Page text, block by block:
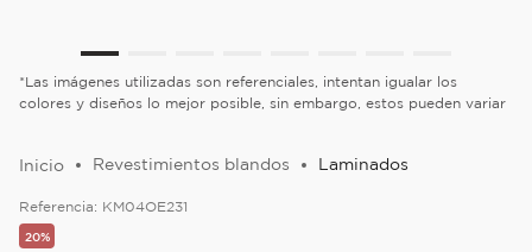
*Las imágenes utilizadas son referenciales, intentan igualar los
colores y diseños lo mejor posible, sin embargo, estos pueden variar
Revestimientos blandos Laminados
Referencia: KM04OE231
20%